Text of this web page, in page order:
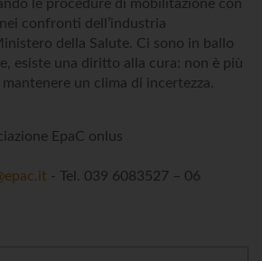
le procedure di mobilitazione con
confronti dell’industria
della Salute. Ci sono in ballo
esiste una diritto alla cura: non è più
un clima di incertezza.
EpaC onlus
- Tel. 039 6083527 – 06